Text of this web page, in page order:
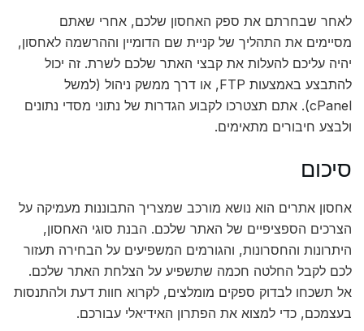
לאחר שבחרתם את ספק האחסון שלכם, אחרי שאתם
מסיימים את התהליך של קניית שם הדומיין וההרשמה לאחסון,
יהיה עליכם להעלות את קבצי האתר שלכם לשרת. זה יכול
להתבצע באמצעות FTP, או דרך ממשק ניהול (למשל
cPanel). אתם תצטרכו לקבוע הגדרות של נתוני מסדי נתונים
ולבצע חיבורים מתאימים.
סיכום
אחסון אתרים הוא נושא מורכב שמצריך התבוננות מעמיקה על
הצרכים הספציפיים של האתר שלכם. הבנת סוגי האחסון,
היתרונות והחסרונות, והגורמים המשפיעים על הבחירה תעזור
לכם לקבל החלטה חכמה שתשפיע על הצלחת האתר שלכם.
אל תשכחו לבדוק ספקים מומלצים, לקרוא חוות דעת ולהתנסות
בעצמכם, כדי למצוא את הפתרון האידיאלי עבורכם.